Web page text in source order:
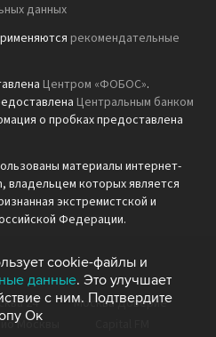
данных
рекомендательные
Центром «ФОБОС».
Центральным банком
о пробках предоставлена
материалы интернет-
владельцем которых является
экстремистской и
Федерации.
24
Москва Доверие
Москвы
cookie-файлы и
данные. Это улучшает
с ним. Подтвердите
Ок